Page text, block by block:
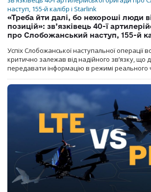
«Треба йти далі, бо нехороші люди
позицій»: зв’язківець 40-ї
про Слобожанський наступ, 155-й
Успіх Слобожанської наступальної операції
критично залежав від надійного зв’язку, що
передавати інформацію в режимі реального